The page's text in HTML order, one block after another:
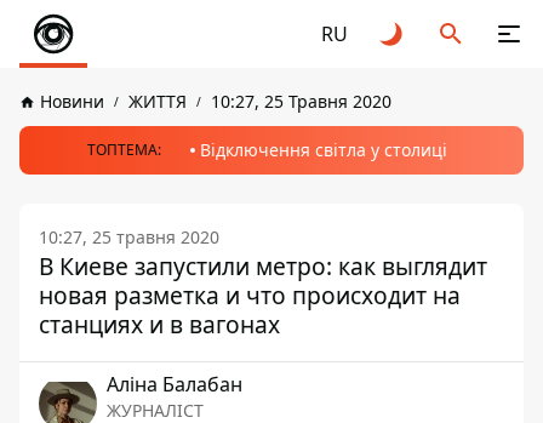
RU
Новини ЖИТТЯ 10:27, 25 Травня 2020
ТОПТЕМА: Відключення світла у столиці
10:27, 25 травня 2020
В Киеве запустили метро: как выглядит
новая разметка и что происходит на
станциях и в вагонах
Аліна Балабан
ЖУРНАЛІСТ